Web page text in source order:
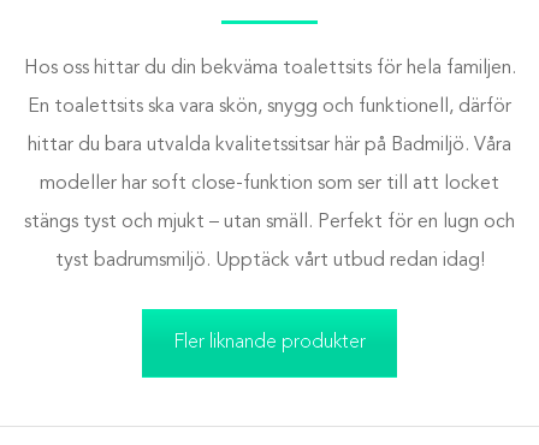
Hos oss hittar du din bekväma toalettsits för hela familjen.
En toalettsits ska vara skön, snygg och funktionell, därför
hittar du bara utvalda kvalitetssitsar här på Badmiljö. Våra
modeller har soft close-funktion som ser till att locket
stängs tyst och mjukt – utan smäll. Perfekt för en lugn och
tyst badrumsmiljö. Upptäck vårt utbud redan idag!
Fler liknande produkter